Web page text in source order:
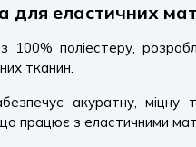
для еластичних
100% поліестеру,
тканин.
акуратну,
працює з еластичними